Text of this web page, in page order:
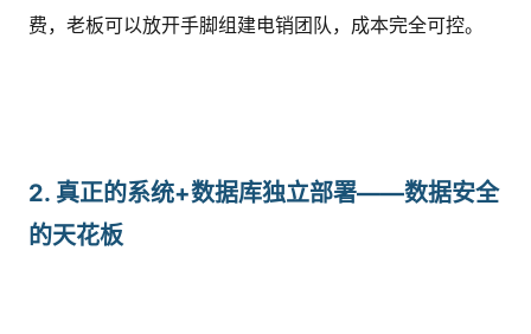
费，老板可以放开手脚组建电销团队，成本完全可控。
2. 真正的系统+数据库独立部署——数据安全
的天花板